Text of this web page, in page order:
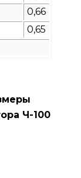
0,66
0,65
Ч-100